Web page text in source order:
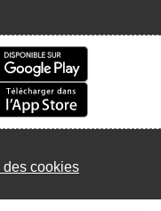
des cookies